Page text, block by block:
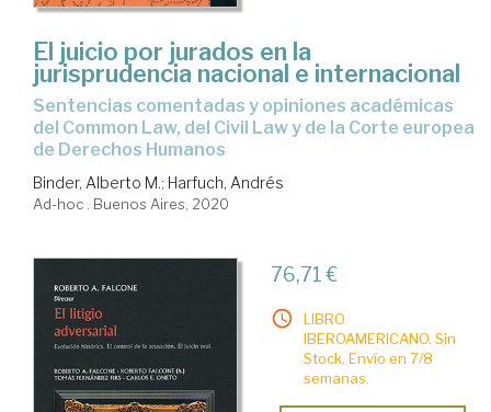
El juicio por jurados en la
jurisprudencia nacional e internacional
sentencias comentadas y opiniones académicas
del Common Law, del Civil Law y de la Corte europea
de Derechos Humanos
Binder, Alberto M.; Harfuch, Andrés
Ad-hoc . Buenos Aires, 2020
76,71 €
LIBRO
IBEROAMERICANO. Sin
Stock. Envío en 7/8
semanas.